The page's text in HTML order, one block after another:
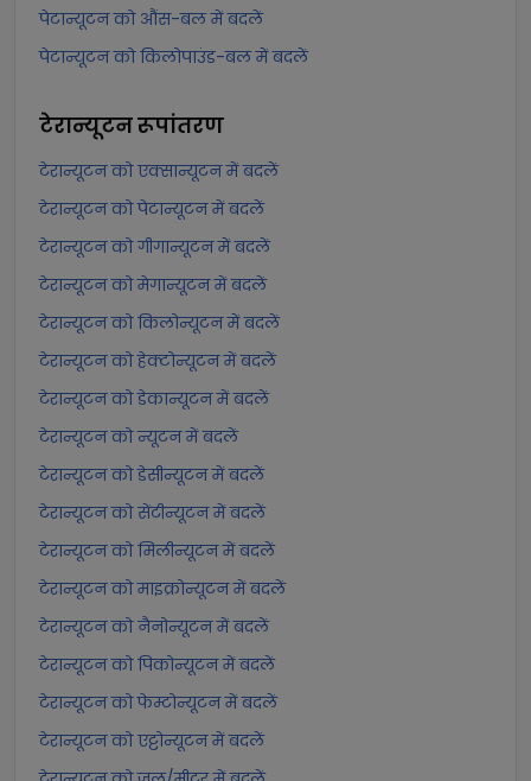
पेटान्यूटन को औंस-बल में बदलें
पेटान्यूटन को किलोपाउंड-बल में बदलें
टेरान्यूटनरूपांतरण
टेरान्यूटन को एक्सान्यूटन में बदलें
टेरान्यूटन को पेटान्यूटन में बदलें
टेरान्यूटन को गीगान्यूटन में बदलें
टेरान्यूटन को मेगान्यूटन में बदलें
टेरान्यूटन को किलोन्यूटन में बदलें
टेरान्यूटन को हेक्टोन्यूटन में बदलें
टेरान्यूटन को डेकान्यूटन में बदलें
टेरान्यूटन को न्यूटन में बदलें
टेरान्यूटन को डेसीन्यूटन में बदलें
टेरान्यूटन को सेंटीन्यूटन में बदलें
टेरान्यूटन को मिलीन्यूटन में बदलें
टेरान्यूटन को माइक्रोन्यूटन में बदलें
टेरान्यूटन को नैनोन्यूटन में बदलें
टेरान्यूटन को पिकोन्यूटन में बदलें
टेरान्यूटन को फेम्टोन्यूटन में बदलें
टेरान्यूटन को एट्टोन्यूटन में बदलें